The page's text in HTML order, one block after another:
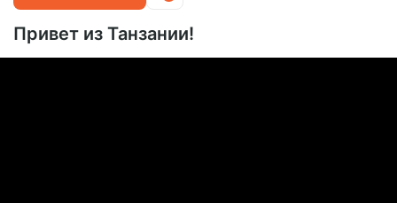
Привет из Танзании!